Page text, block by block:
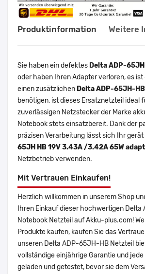
Produktinformation Weitere
Sie haben ein defektes Delta ADP-
oder haben Ihren Adapter verloren, es
einen zusätzlichen Delta ADP-65JH-
benötigen, ist dieses Ersatznetzteil ideal
zuverlässigen Netzstecker der Marke
Notebook stets einsatzbereit. Dank der
präzisen Verarbeitung lässt sich Ihr gerät
65JH HB 19V 3.43A /3.42A 65W
Netzbetrieb verwenden.
Mit Vertrauen Einkaufen!
Herzlich willkommen in unserem Shop
Ihren Einkauf dieser hochwertigen
Notebook Netzteil auf Akku-plus.com!
Produkte kaufen, kaufen Sie das
unseren Delta ADP-65JH-HB Netzteil
vollständige einjährige Garantie und jede
geladen und getestet, bevor sie dem